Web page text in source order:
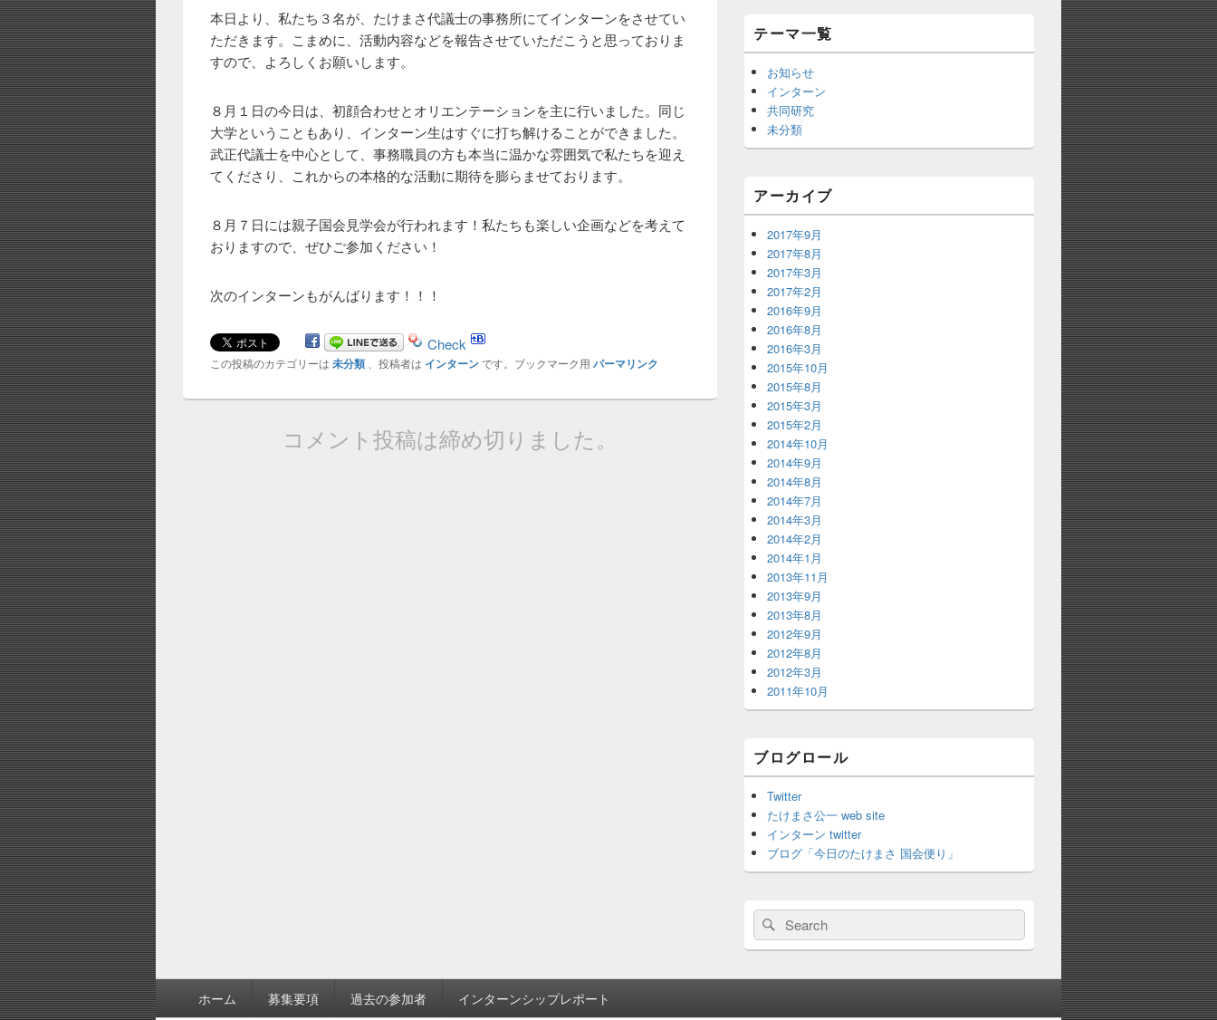
ョ
ン
本日より、私たち３名が、たけまさ代議士の事務所にてインターンをさせてい
ただきます。こまめに、活動内容などを報告させていただこうと思っておりま
すので、よろしくお願いします。
８月１日の今日は、初顔合わせとオリエンテーションを主に行いました。同じ
大学ということもあり、インターン生はすぐに打ち解けることができました。
武正代議士を中心として、事務職員の方も本当に温かな雰囲気で私たちを迎え
てくださり、これからの本格的な活動に期待を膨らませております。
８月７日には親子国会見学会が行われます！私たちも楽しい企画などを考えて
おりますので、ぜひご参加ください！
次のインターンもがんばります！！！
Check
この投稿のカテゴリーは 未分類 、投稿者は インターンです。ブックマーク用 パーマリンク
コメント投稿は締め切りました。
テーマ一覧
お知らせ
インターン
共同研究
未分類
アーカイブ
2017年9月
2017年8月
2017年3月
2017年2月
2016年9月
2016年8月
2016年3月
2015年10月
2015年8月
2015年3月
2015年2月
2014年10月
2014年9月
2014年8月
2014年7月
2014年3月
2014年2月
2014年1月
2013年11月
2013年9月
2013年8月
2012年9月
2012年8月
2012年3月
2011年10月
ブログロール
Twitter
たけまさ公一 web site
インターン twitter
ブログ「今日のたけまさ 国会便り」
Search
for:
Search
ホーム 募集要項 過去の参加者 インターンシップレポート